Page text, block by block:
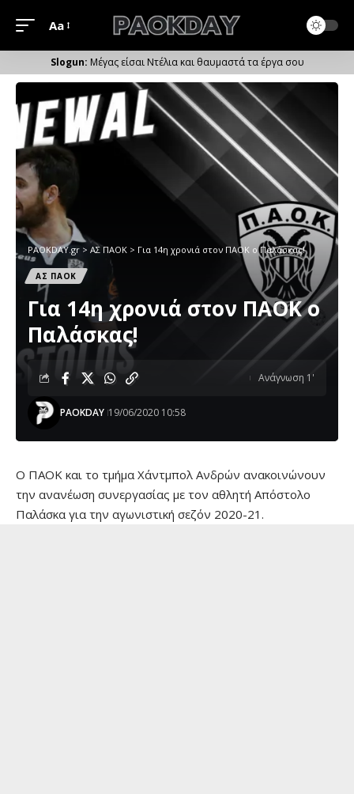
Μέγεθος
Γραμματοσειράς
Aa
Μέγας είσαι Ντέλια και θαυμαστά τα έργα σου
PAOKDAY.gr > ΑΣ ΠΑΟΚ > Για 14η χρονιά στον ΠΑΟΚ ο Παλάσκας!
ΑΣ ΠΑΟΚ
Για 14η χρονιά στον ΠΑΟΚ ο
Παλάσκας!
PAOKDAY 19/06/2020 10:58
Ανάγνωση 1'
Ο ΠΑΟΚ και το τμήμα Χάντμπολ Ανδρών ανακοινώνουν
την ανανέωση συνεργασίας με τον αθλητή Απόστολο
Παλάσκα για την αγωνιστική σεζόν 2020-21.